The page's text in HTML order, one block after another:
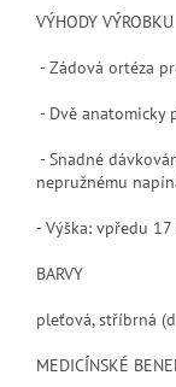
VÝHODY VÝROBKU
- Zádová ortéza
- Dvě anatomicky
- Snadné
nepružnému
- Výška: vpředu
BARVY
pleťová, stříbrná
MEDICÍNSKÉ